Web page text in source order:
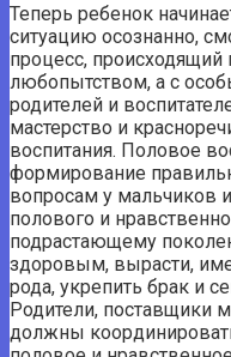
Теперь ребенок
ситуацию осознанно,
процесс, происходящий
любопытством, а с
родителей и
мастерство и
воспитания. Половое
формирование
вопросам у мальчиков
полового и
подрастающему
здоровым, вырасти,
рода, укрепить брак и
Родители, поставщики
должны